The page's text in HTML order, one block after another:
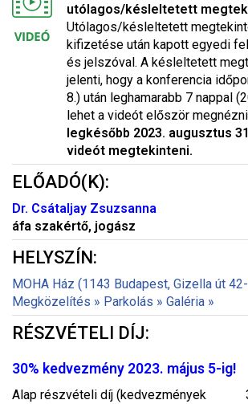
utólagos/késleltetett
Utólagos/késleltetett
kifizetése után kapott egyedi
és jelszóval. A késleltetett
jelenti, hogy a konferencia
8.) után leghamarabb 7 nappal
lehet a videót először
legkésőbb 2023. augusztus
videót megtekinteni.
ELŐADÓ(K):
Dr. Csátaljay Zsuzsanna
áfa szakértő, jogász
HELYSZÍN:
MOHA Ház (1143 Budapest, Gizella út
Megközelítés » Parkolás » Galéria »
RÉSZVÉTELI DÍJ:
30% kedvezmény 2023. május 5-ig!
Alap részvételi díj (kedvezmények